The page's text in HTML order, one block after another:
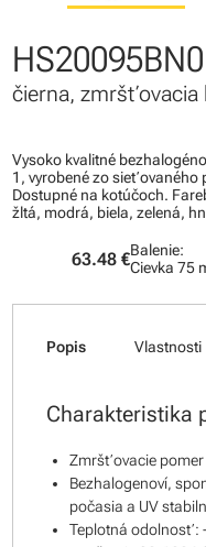
HS20095BN0
čierna, zmršťovacia
Vysoko kvalitné
1, vyrobené zo sieťovaného
Dostupné na kotúčoch.
žltá, modrá, biela, zelená,
63.48 €Balenie:
Cievka 75
Popis Vlastnosti
Charakteristika
Zmršťovacie
Bezhalogenoví,
počasia a UV
Teplotná odolnosť: -